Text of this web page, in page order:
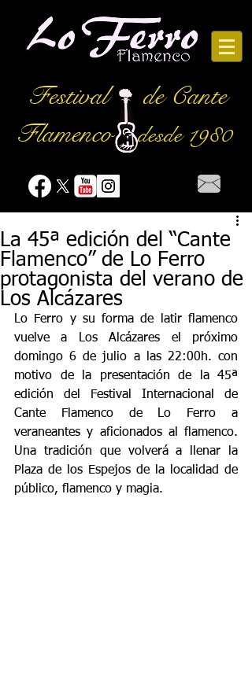
Festival
de Cante
Flamencodesde 1980
La 45ª edición del “Cante
Flamenco” de Lo Ferro
protagonista del verano de
Los Alcázares
Lo Ferro y su forma de latir flamenco
vuelve a Los Alcázares el próximo
domingo 6 de julio a las 22:00h. con
motivo de la presentación de la 45ª
edición del Festival Internacional de
Cante Flamenco de Lo Ferro a
veraneantes y aficionados al flamenco.
Una tradición que volverá a llenar la
Plaza de los Espejos de la localidad de
público, flamenco y magia.